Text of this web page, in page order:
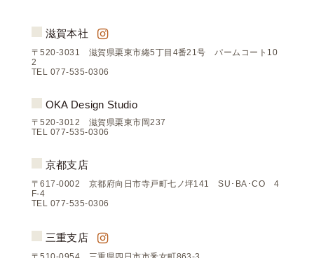
滋賀本社
〒520-3031 滋賀県栗東市綣5丁目4番21号 パームコート10
2
TEL 077-535-0306
OKA Design Studio
〒520-3012 滋賀県栗東市岡237
TEL 077-535-0306
京都支店
〒617-0002 京都府向日市寺戸町七ノ坪141 SU･BA･CO 4
F-4
TEL 077-535-0306
三重支店